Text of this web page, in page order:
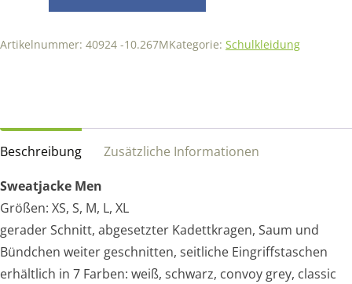
Artikelnummer: 40924 -10.267MKategorie: Schulkleidung
Beschreibung
Zusätzliche Informationen
Sweatjacke Men
Größen: XS, S, M, L, XL
gerader Schnitt, abgesetzter Kadettkragen, Saum und
Bündchen weiter geschnitten, seitliche Eingriffstaschen
erhältlich in 7 Farben: weiß, schwarz, convoy grey, classic